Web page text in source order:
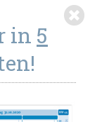
in 5